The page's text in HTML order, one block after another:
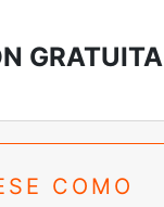
GRATUITA
COMO